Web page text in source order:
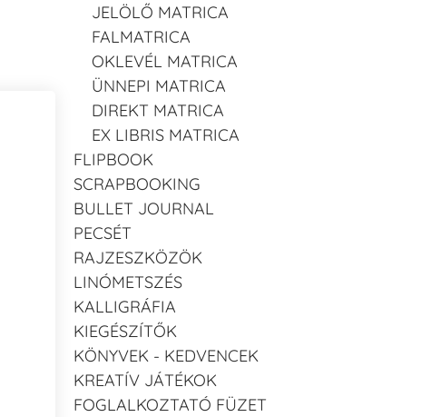
JELÖLŐ MATRICA
FALMATRICA
OKLEVÉL MATRICA
ÜNNEPI MATRICA
DIREKT MATRICA
EX LIBRIS MATRICA
FLIPBOOK
SCRAPBOOKING
BULLET JOURNAL
PECSÉT
RAJZESZKÖZÖK
LINÓMETSZÉS
KALLIGRÁFIA
KIEGÉSZÍTŐK
KÖNYVEK - KEDVENCEK
KREATÍV JÁTÉKOK
FOGLALKOZTATÓ FÜZET